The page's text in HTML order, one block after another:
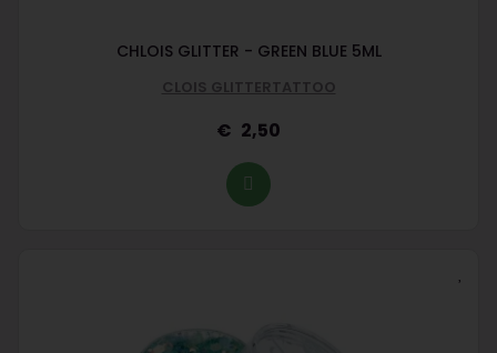
CHLOIS GLITTER - GREEN BLUE 5ML
CLOIS GLITTERTATTOO
2,50